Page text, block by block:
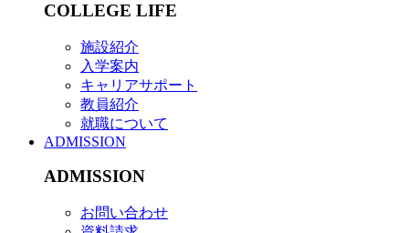
COLLEGE LIFE
施設紹介
入学案内
キャリアサポート
教員紹介
就職について
ADMISSION
ADMISSION
お問い合わせ